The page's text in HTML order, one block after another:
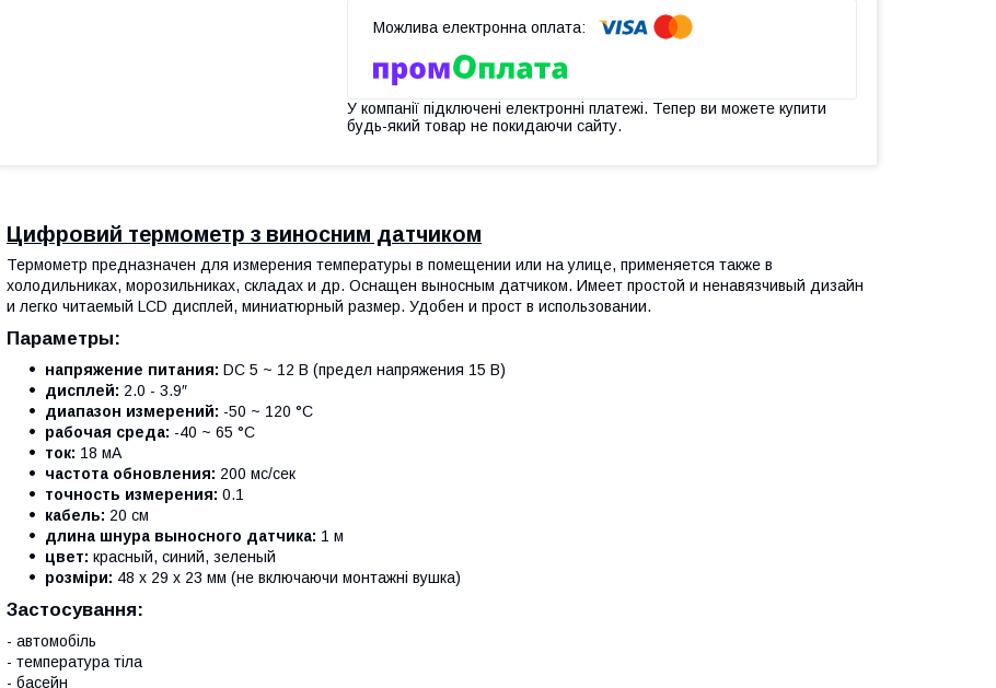
У компанії підключені електронні платежі. Тепер ви можете купити
будь-який товар не покидаючи сайту.
Цифровий термометр з виносним датчиком
Термометр предназначен для измерения температуры в помещении или на улице, применяется также в
холодильниках, морозильниках, складах и др. Оснащен выносным датчиком. Имеет простой и ненавязчивый дизайн
и легко читаемый LCD дисплей, миниатюрный размер. Удобен и прост в использовании.
Параметры:
напряжение питания: DC 5 ~ 12 В (предел напряжения 15 В)
дисплей: 2.0 - 3.9″
диапазон измерений: -50 ~ 120 °C
рабочая среда: -40 ~ 65 °C
ток: 18 мA
частота обновления: 200 мс/сек
точность измерения: 0.1
кабель: 20 см
длина шнура выносного датчика: 1 м
цвет: красный, синий, зеленый
розміри: 48 х 29 х 23 мм (не включаючи монтажні вушка)
Застосування:
- автомобіль
- температура тіла
- басейн